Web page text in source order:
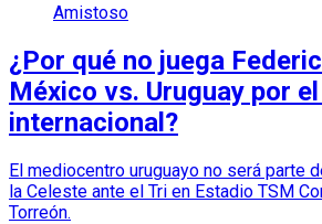
Amistoso
¿Por qué no juega
México vs. Uruguay por
internacional?
El mediocentro uruguayo no será parte
la Celeste ante el Tri en Estadio TSM
Torreón.